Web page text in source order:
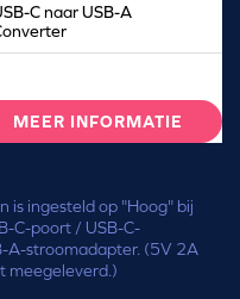
C naar USB-A
MEER INFORMATIE
is ingesteld op "Hoog" bij
C-poort / USB-C-
A-stroomadapter. (5V 2A
meegeleverd.)